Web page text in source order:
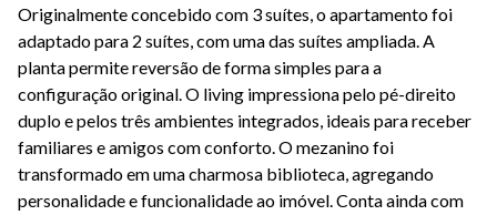
Originalmente concebido com 3 suítes, o apartamento foi
adaptado para 2 suítes, com uma das suítes ampliada. A
planta permite reversão de forma simples para a
configuração original. O living impressiona pelo pé-direito
duplo e pelos três ambientes integrados, ideais para receber
familiares e amigos com conforto. O mezanino foi
transformado em uma charmosa biblioteca, agregando
personalidade e funcionalidade ao imóvel. Conta ainda com